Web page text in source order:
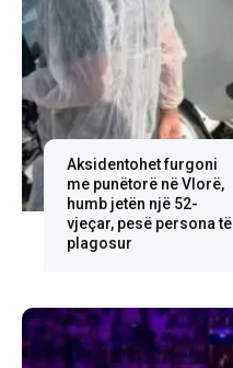
Aksidentohet furgoni
me punëtorë në Vlorë,
humb jetën një 52-
vjeçar, pesë persona të
plagosur